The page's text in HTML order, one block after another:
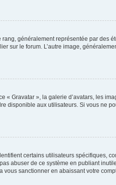
généralement représentée par des
sur le forum. L’autre image,
« Gravatar », la galerie d’avatars, les
disponible aux utilisateurs. Si vous ne
certains utilisateurs spécifiques,
abuser de ce système en publiant
vous sanctionner en abaissant votre